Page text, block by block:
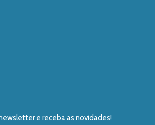
e receba as novidades!